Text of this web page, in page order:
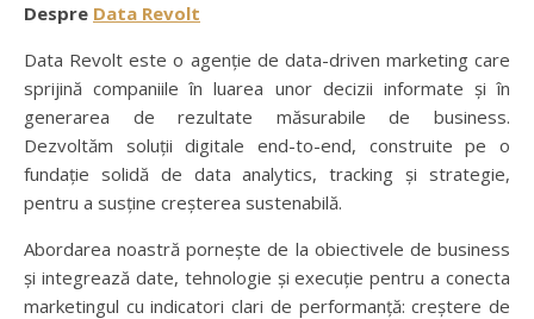
Despre Data Revolt
Data Revolt este o agenție de data-driven marketing care
sprijină companiile în luarea unor decizii informate și în
generarea de rezultate măsurabile de business.
Dezvoltăm soluții digitale end-to-end, construite pe o
fundație solidă de data analytics, tracking și strategie,
pentru a susține creșterea sustenabilă.
Abordarea noastră pornește de la obiectivele de business
și integrează date, tehnologie și execuție pentru a conecta
marketingul cu indicatori clari de performanță: creștere de